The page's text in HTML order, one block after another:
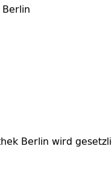
Berlin wird